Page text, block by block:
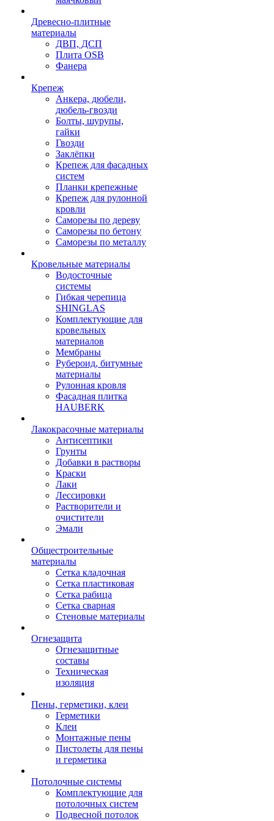
Древесно-плитные
материалы
ДВП, ДСП
Плита OSB
Фанера
Крепеж
Анкера, дюбели,
дюбель-гвозди
Болты, шурупы,
гайки
Гвозди
Заклёпки
Крепеж для фасадных
систем
Планки крепежные
Крепеж для рулонной
кровли
Саморезы по дереву
Саморезы по бетону
Саморезы по металлу
Кровельные материалы
Водосточные
системы
Гибкая черепица
SHINGLAS
Комплектующие для
кровельных
материалов
Мембраны
Рубероид, битумные
материалы
Рулонная кровля
Фасадная плитка
HAUBERK
Лакокрасочные материалы
Антисептики
Грунты
Добавки в растворы
Краски
Лаки
Лессировки
Растворители и
очистители
Эмали
Общестроительные
материалы
Сетка кладочная
Сетка пластиковая
Сетка рабица
Сетка сварная
Стеновые материалы
Огнезащита
Огнезащитные
составы
Техническая
изоляция
Пены, герметики, клеи
Герметики
Клеи
Монтажные пены
Пистолеты для пены
и герметика
Потолочные системы
Комплектующие для
потолочных систем
Подвесной потолок